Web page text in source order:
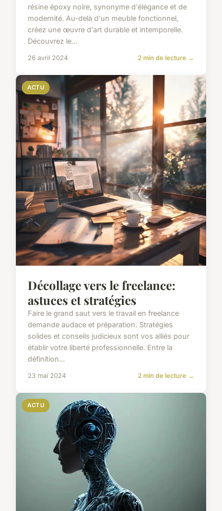
résine époxy noire, synonyme d'élégance et de
modernité. Au-delà d'un meuble fonctionnel,
créez une œuvre d'art durable et intemporelle.
Découvrez le...
26 avril 2024 2 min de lecture →
ACTU
Décollage vers le freelance:
astuces et stratégies
Faire le grand saut vers le travail en freelance
demande audace et préparation. Stratégies
solides et conseils judicieux sont vos alliés pour
établir votre liberté professionnelle. Entre la
définition...
23 mai 2024 2 min de lecture →
ACTU